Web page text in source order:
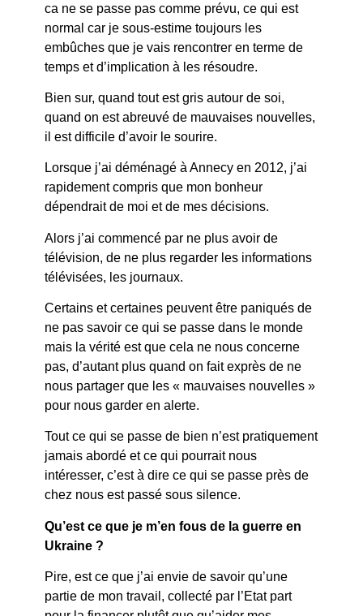
ca ne se passe pas comme prévu, ce qui est
normal car je sous-estime toujours les
embûches que je vais rencontrer en terme de
temps et d’implication à les résoudre.
Bien sur, quand tout est gris autour de soi,
quand on est abreuvé de mauvaises nouvelles,
il est difficile d’avoir le sourire.
Lorsque j’ai déménagé à Annecy en 2012, j’ai
rapidement compris que mon bonheur
dépendrait de moi et de mes décisions.
Alors j’ai commencé par ne plus avoir de
télévision, de ne plus regarder les informations
télévisées, les journaux.
Certains et certaines peuvent être paniqués de
ne pas savoir ce qui se passe dans le monde
mais la vérité est que cela ne nous concerne
pas, d’autant plus quand on fait exprès de ne
nous partager que les « mauvaises nouvelles »
pour nous garder en alerte.
Tout ce qui se passe de bien n’est pratiquement
jamais abordé et ce qui pourrait nous
intéresser, c’est à dire ce qui se passe près de
chez nous est passé sous silence.
Qu’est ce que je m’en fous de la guerre en
Ukraine ?
Pire, est ce que j’ai envie de savoir qu’une
partie de mon travail, collecté par l’Etat part